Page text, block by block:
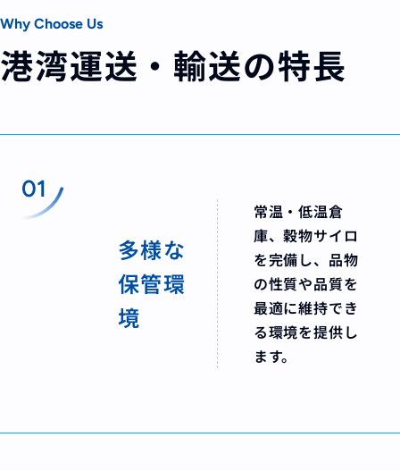
Why Choose Us
港湾運送・輸送の特長
01
多様な
保管環
境
常温・低温倉
庫、穀物サイロ
を完備し、品物
の性質や品質を
最適に維持でき
る環境を提供し
ます。